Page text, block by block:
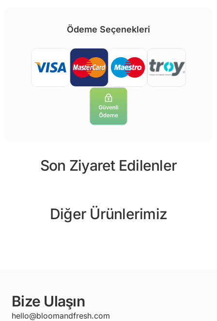
Ödeme Seçenekleri
Son Ziyaret Edilenler
Diğer Ürünlerimiz
Bize Ulaşın
hello@bloomandfresh.com